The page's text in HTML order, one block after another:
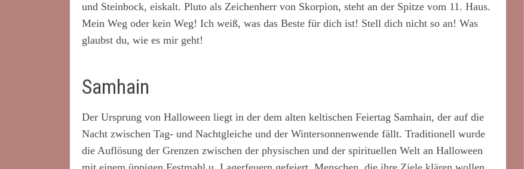
und Steinbock, eiskalt. Pluto als Zeichenherr von Skorpion, steht an der Spitze vom 11. Haus.
Mein Weg oder kein Weg! Ich weiß, was das Beste für dich ist! Stell dich nicht so an! Was
glaubst du, wie es mir geht!
Samhain
Der Ursprung von Halloween liegt in der dem alten keltischen Feiertag Samhain, der auf die
Nacht zwischen Tag- und Nachtgleiche und der Wintersonnenwende fällt. Traditionell wurde
die Auflösung der Grenzen zwischen der physischen und der spirituellen Welt an Halloween